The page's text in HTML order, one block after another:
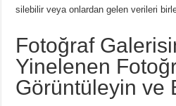
silebilir veya onlardan gelen verileri
Fotoğraf
Yinelenen
Görüntüleyin ve